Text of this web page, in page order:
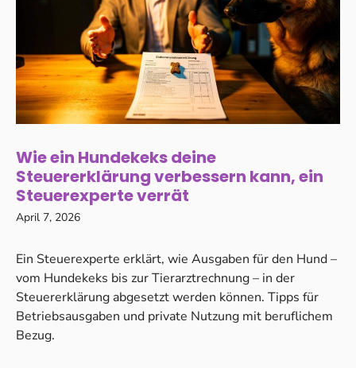
Wie ein Hundekeks deine
Steuererklärung verbessern kann, ein
Steuerexperte verrät
April 7, 2026
Ein Steuerexperte erklärt, wie Ausgaben für den Hund –
vom Hundekeks bis zur Tierarztrechnung – in der
Steuererklärung abgesetzt werden können. Tipps für
Betriebsausgaben und private Nutzung mit beruflichem
Bezug.